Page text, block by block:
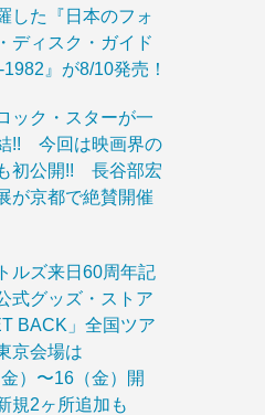
した『日本のフォ
ディスク・ガイド
』が8/10発売！
ック・スターが一
!! 今回は映画界の
初公開!! 長谷部宏
が京都で絶賛開催
ルズ来日60周年記
式グッズ・ストア
BACK」全国ツア
京会場は
）〜16（金）開
規2ヶ所追加も